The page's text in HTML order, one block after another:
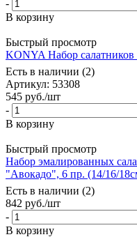
-
В корзину
Быстрый просмотр
KONYA Набор салатников
Есть в наличии (2)
Артикул: 53308
545 руб./шт
-
В корзину
Быстрый просмотр
Набор эмалированных
"Авокадо", 6 пр. (14/16/
Есть в наличии (2)
842 руб./шт
-
В корзину